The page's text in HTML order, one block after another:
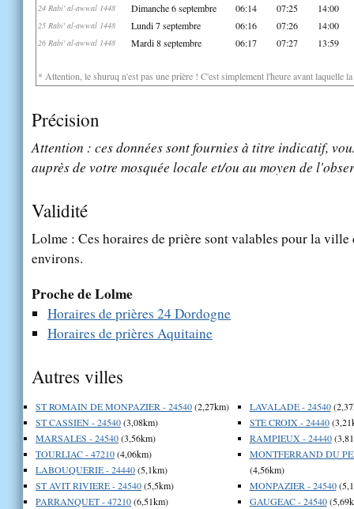
24 Rabi' al-awwal 1448 Dimanche 6 septembre 06:14 07:25 14:00
25 Rabi' al-awwal 1448 Lundi 7 septembre 06:16 07:26 14:00
26 Rabi' al-awwal 1448 Mardi 8 septembre 06:17 07:27 13:59
* Attention, le shuruq n'est pas une prière ! C'est simplement l'heure avant laquelle
Précision
Attention : ces données sont fournies à titre indicatif,
auprès de votre mosquée locale et/ou au moyen de
Validité
Lolme : Ces horaires de prière sont valables pour la
environs.
Proche de Lolme
Horaires de prières 24 Dordogne
Horaires de prières Aquitaine
Autres villes
ST ROMAIN DE MONPAZIER - 24540(2,27km)
ST CASSIEN - 24540(3,08km)
MARSALES - 24540(3,56km)
TOURLIAC - 47210(4,06km)
LABOUQUERIE - 24440(5,1km)
ST AVIT RIVIERE - 24540(5,5km)
PARRANQUET - 47210(6,51km)
LAVALADE - 24540
STE CROIX - 24440
RAMPIEUX - 24440
MONTFERRAND DU
(4,56km)
MONPAZIER - 24540
GAUGEAC - 24540